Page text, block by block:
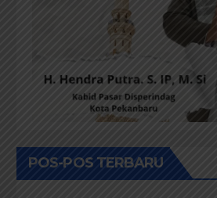
POS-POS TERBARU